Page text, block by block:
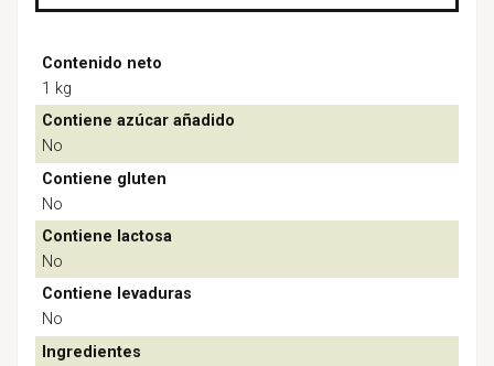
Contenido neto
1 kg
Contiene azúcar añadido
No
Contiene gluten
No
Contiene lactosa
No
Contiene levaduras
No
Ingredientes